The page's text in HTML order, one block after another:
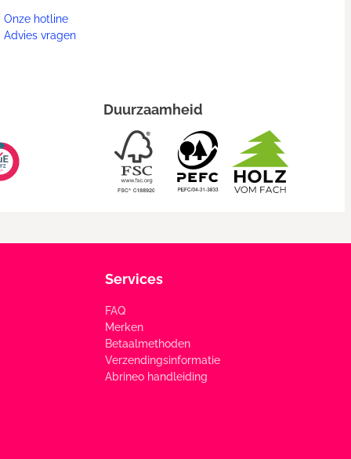
Onze hotline
Advies vragen
Duurzaamheid
Services
FAQ
Merken
Betaalmethoden
Verzendingsinformatie
Abrineo handleiding